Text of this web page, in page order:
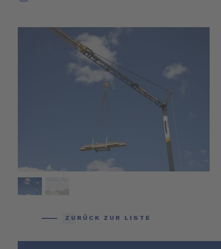
ZURÜCK ZUR LISTE